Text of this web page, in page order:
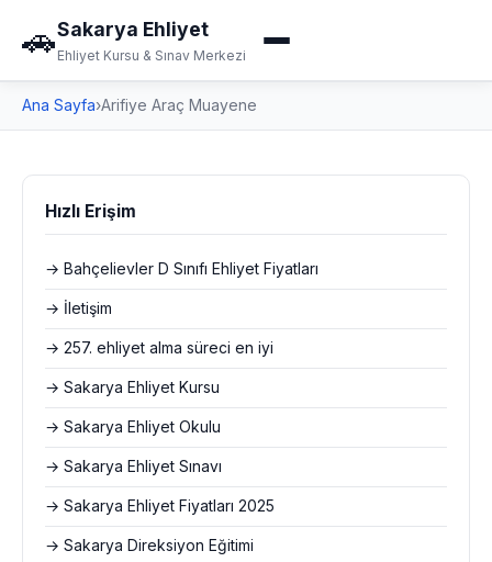
🚗Sakarya Ehliyet
Ehliyet Kursu & Sınav Merkezi
Ana Sayfa›Arifiye Araç Muayene
Hızlı Erişim
→ Bahçelievler D Sınıfı Ehliyet Fiyatları
→ İletişim
→ 257. ehliyet alma süreci en iyi
→ Sakarya Ehliyet Kursu
→ Sakarya Ehliyet Okulu
→ Sakarya Ehliyet Sınavı
→ Sakarya Ehliyet Fiyatları 2025
→ Sakarya Direksiyon Eğitimi